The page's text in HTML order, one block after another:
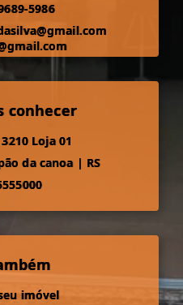
5986
conhecer
Loja 01
da canoa | RS
imóvel